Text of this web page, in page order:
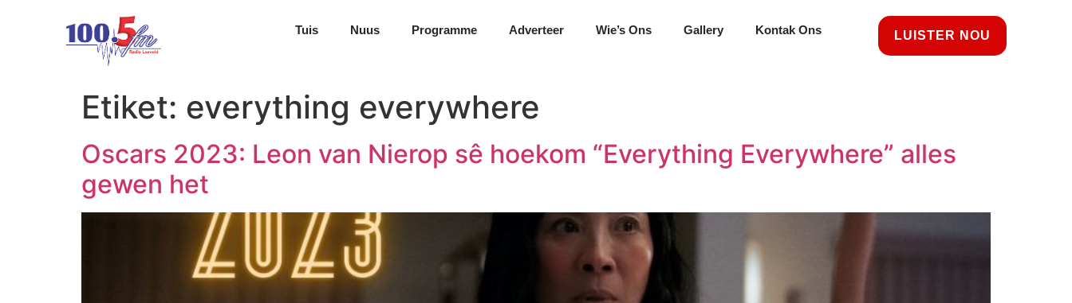
Tuis Nuus Programme Adverteer Wie’s Ons Gallery Kontak Ons LUISTER NOU
Etiket: everything everywhere
Oscars 2023: Leon van Nierop sê hoekom “Everything Everywhere” alles
gewen het